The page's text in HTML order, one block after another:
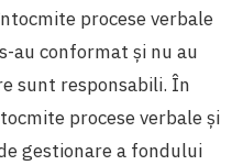
procese verbale
au conformat și nu au
sunt responsabili. În
procese verbale și
gestionare a fondului